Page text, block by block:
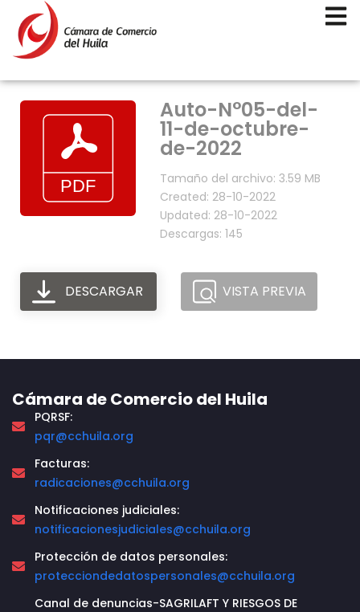
Auto-N°05-del-
11-de-octubre-
de-2022
Tamaño del archivo: 3.59 MB
Created: 28-10-2022
Updated: 28-10-2022
Descargas: 145
DESCARGAR VISTA PREVIA
Cámara de Comercio del Huila
PQRSF:
pqr@cchuila.org
Facturas:
radicaciones@cchuila.org
Notificaciones judiciales:
notificacionesjudiciales@cchuila.org
Protección de datos personales:
protecciondedatospersonales@cchuila.org
Canal de denuncias-SAGRILAFT Y RIESGOS DE